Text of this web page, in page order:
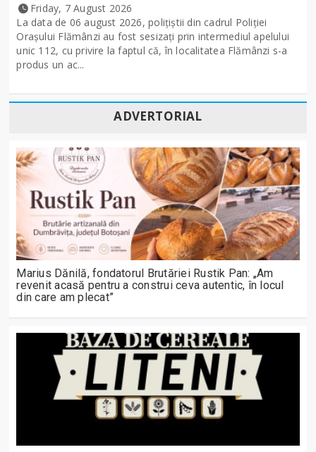
Friday, 7 August 2026
La data de 06 august 2026, polițiștii din cadrul Poliției
Orașului Flămânzi au fost sesizați prin intermediul apelului
unic 112, cu privire la faptul că, în localitatea Flămânzi s-a
produs un ac...
ADVERTORIAL
Marius Dănilă, fondatorul Brutăriei Rustik Pan: „Am
revenit acasă pentru a construi ceva autentic, în locul
din care am plecat”